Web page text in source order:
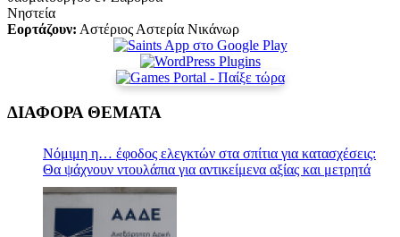
Νηστεία
Εορτάζουν: Αστέριος Αστερία Νικάνωρ
ΔΙΑΦΟΡΑ ΘΕΜΑΤΑ
Nόμιμη η… έφοδος ελεγκτών στα σπίτια για κατασχέσεις:
Θα ψάχνουν ντουλάπια για αντικείμενα αξίας και μετρητά